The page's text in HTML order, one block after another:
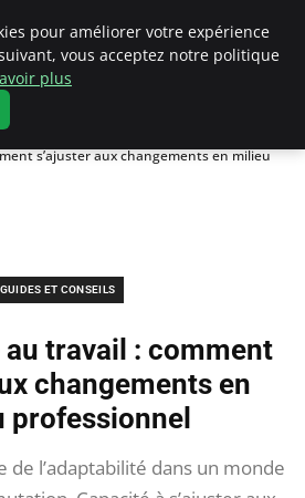
s’ajuster aux changements en milieu
GUIDES ET CONSEILS
travail : comment
changements en
professionnel
de l’adaptabilité dans un monde
pour améliorer votre expérience
vous acceptez notre politique
plus